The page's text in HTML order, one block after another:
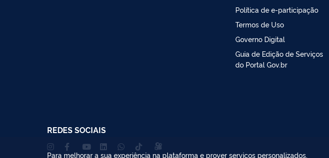
Política de e-participação
Termos de Uso
Governo Digital
Guia de Edição de Serviços
do Portal Gov.br
REDES SOCIAIS
Para melhorar a sua experiência na plataforma e prover serviços personalizados,